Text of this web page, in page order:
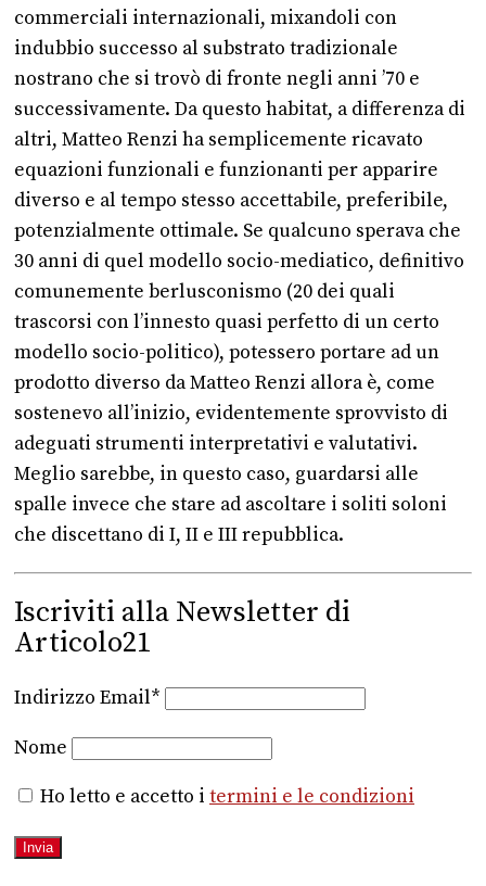
commerciali internazionali, mixandoli con
indubbio successo al substrato tradizionale
nostrano che si trovò di fronte negli anni ’70 e
successivamente. Da questo habitat, a differenza di
altri, Matteo Renzi ha semplicemente ricavato
equazioni funzionali e funzionanti per apparire
diverso e al tempo stesso accettabile, preferibile,
potenzialmente ottimale. Se qualcuno sperava che
30 anni di quel modello socio-mediatico, definitivo
comunemente berlusconismo (20 dei quali
trascorsi con l’innesto quasi perfetto di un certo
modello socio-politico), potessero portare ad un
prodotto diverso da Matteo Renzi allora è, come
sostenevo all’inizio, evidentemente sprovvisto di
adeguati strumenti interpretativi e valutativi.
Meglio sarebbe, in questo caso, guardarsi alle
spalle invece che stare ad ascoltare i soliti soloni
che discettano di I, II e III repubblica.
Iscriviti alla Newsletter di
Articolo21
Indirizzo Email*
Nome
Ho letto e accetto i termini e le condizioni